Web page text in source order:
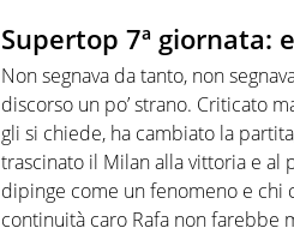
Supertop 7ª giornata:
Non segnava da tanto, non
discorso un po’ strano. Criticato
gli si chiede, ha cambiato la
trascinato il Milan alla vittoria e al
dipinge come un fenomeno e chi
continuità caro Rafa non farebbe